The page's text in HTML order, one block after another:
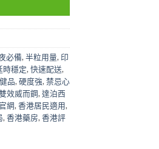
必備, 半粒用量, 印
時穩定, 快速配送,
品, 硬度強, 禁忌心
效威而鋼, 達泊西
網, 香港居民適用,
, 香港藥房, 香港評